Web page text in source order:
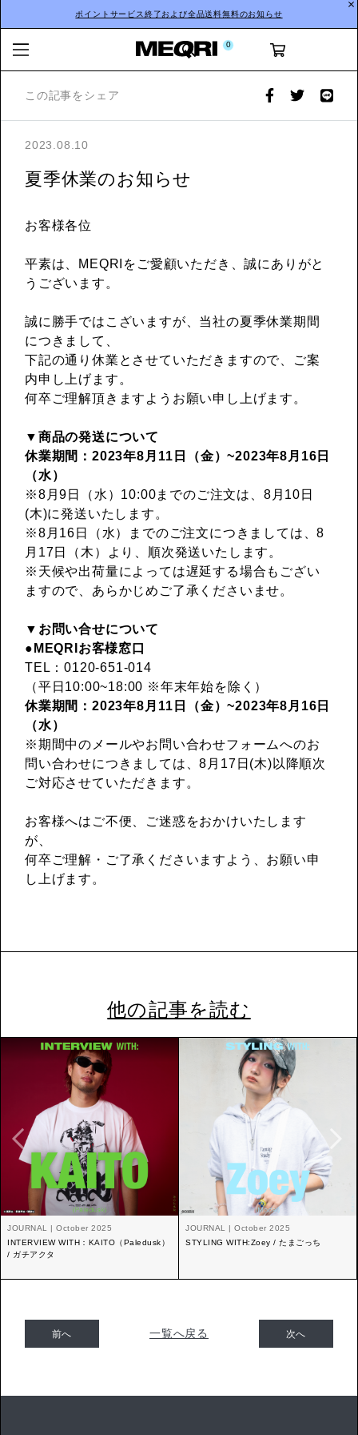
ポイントサービス終了および全品送料無料のお知らせ
0
2023.08.10
この記事をシェア
夏季休業のお知らせ
お客様各位
平素は、MEQRIをご愛顧いただき、誠にありがと
うございます。
誠に勝手ではこざいますが、当社の夏季休業期間
につきまして、
下記の通り休業とさせていただきますので、ご案
内申し上げます。
何卒ご理解頂きますようお願い申し上げます。
▼商品の発送について
休業期間：2023年8月11日（金）~2023年8月16日
（水）
※8月9日（水）10:00までのご注文は、8月10日
(木)に発送いたします。
※8月16日（水）までのご注文につきましては、8
月17日（木）より、順次発送いたします。
※天候や出荷量によっては遅延する場合もござい
ますので、あらかじめご了承くださいませ。
▼お問い合せについて
●MEQRIお客様窓口
TEL：0120-651-014
（平日10:00~18:00 ※年末年始を除く）
休業期間：2023年8月11日（金）~2023年8月16日
（水）
※期間中のメールやお問い合わせフォームへのお
問い合わせにつきましては、8月17日(木)以降順次
ご対応させていただきます。
お客様へはご不便、ご迷惑をおかけいたします
が、
何卒ご理解・ご了承くださいますよう、お願い申
し上げます。
他の記事を読む
JOURNAL | October 2025
INTERVIEW WITH：KAITO（Paledusk）
/ ガチアクタ
JOURNAL | October 2025
STYLING WITH:Zoey / たまごっち
前へ 一覧へ戻る 次へ